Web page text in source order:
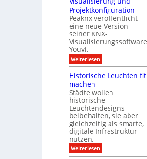
e
k
t
i
n
e
r
I
n
a
s
t
r
u
k
t
u
r
l
e
r
m
i
t
K
X
-
n
e
g
r
a
t
i
o
e
u
e
r
u
n
g
ü
r
S
o
n
e
n
s
c
h
u
z
Projektkonfiguration
Peaknx veröffentlicht
eine neue Version
seiner KNX-
Visualisierungssoftware
Youvi.
Weiterlesen:
V
s
a
l
i
s
i
e
r
n
g
Historische Leuchten fit
machen
Städte wollen
historische
Leuchtendesigns
beibehalten, sie aber
gleichzeitig als smarte,
digitale Infrastruktur
nutzen.
Weiterlesen:
H